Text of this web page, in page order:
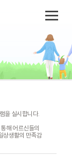
을 실시합니다.
해 어르신들의
상생활의 만족감